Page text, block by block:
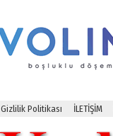
Gizlilik Politikası İLETİŞİM